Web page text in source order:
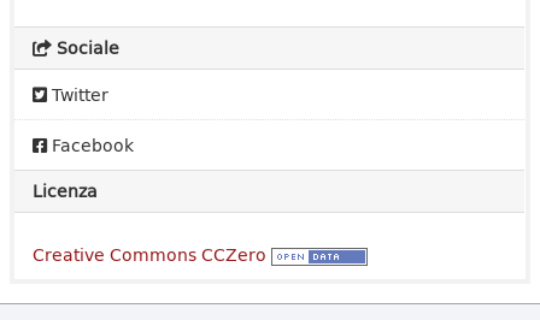
Sociale
Twitter
Facebook
Licenza
Creative Commons CCZero